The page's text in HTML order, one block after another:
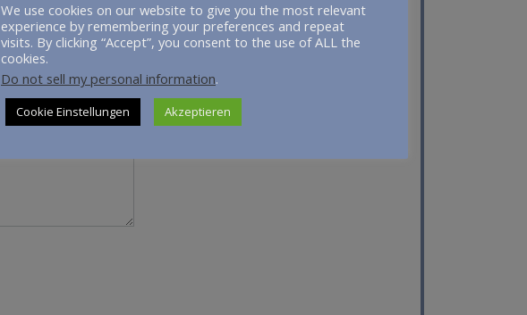
We use cookies on our website to give you the most relevant
experience by remembering your preferences and repeat
visits. By clicking “Accept”, you consent to the use of ALL the
cookies.
Do not sell my personal information.
Cookie Einstellungen Akzeptieren